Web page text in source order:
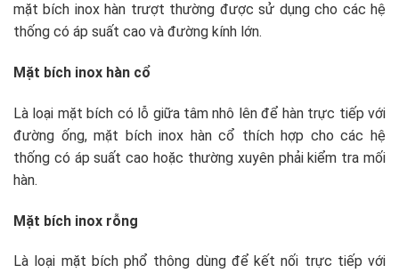
mặt bích inox hàn trượt thường được sử dụng cho các hệ
thống có áp suất cao và đường kính lớn.
Mặt bích inox hàn cổ
Là loại mặt bích có lỗ giữa tâm nhô lên để hàn trực tiếp với
đường ống, mặt bích inox hàn cổ thích hợp cho các hệ
thống có áp suất cao hoặc thường xuyên phải kiểm tra mối
hàn.
Mặt bích inox rỗng
Là loại mặt bích phổ thông dùng để kết nối trực tiếp với